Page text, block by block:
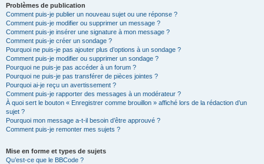
Problèmes de publication
Comment puis-je publier un nouveau sujet ou une réponse ?
Comment puis-je modifier ou supprimer un message ?
Comment puis-je insérer une signature à mon message ?
Comment puis-je créer un sondage ?
Pourquoi ne puis-je pas ajouter plus d’options à un sondage ?
Comment puis-je modifier ou supprimer un sondage ?
Pourquoi ne puis-je pas accéder à un forum ?
Pourquoi ne puis-je pas transférer de pièces jointes ?
Pourquoi ai-je reçu un avertissement ?
Comment puis-je rapporter des messages à un modérateur ?
À quoi sert le bouton « Enregistrer comme brouillon » affiché lors de la rédaction d’un
sujet ?
Pourquoi mon message a-t-il besoin d’être approuvé ?
Comment puis-je remonter mes sujets ?
Mise en forme et types de sujets
Qu’est-ce que le BBCode ?